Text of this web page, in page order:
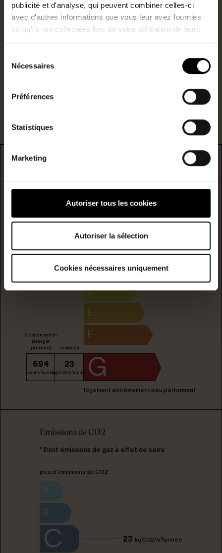
publicité et d'analyse, qui peuvent combiner celles-ci
avec d'autres informations que vous leur avez fournies
ou qu'ils ont collectées lors de votre utilisation de leurs
services.
Nécessaires
Préférences
Statistiques
Marketing
Autoriser tous les cookies
Autoriser la sélection
Cookies nécessaires uniquement
Agent commercial
0652643348
logement extrêmement performant
A
B
C
D
E
F
Consommation
(énergie
primaire)
694
kwh/m²/année
émission
23
kgCO2/m²/année G
logement extrêmement peu performant
Emissions de CO2
* Dont émissions de gaz à effet de serre
peu d'émissions de CO2
B
C 23 kgCO2/m²/année